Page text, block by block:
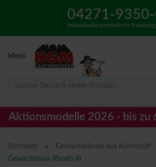
04271-
Individuelle persönliche Beratung
Menü
Suchen Sie nach einem Produkt...
Aktionsmodelle 2026 - bis zu
Startseite › Gewächshäuser aus Kunststoff
Gewächshaus Rhodo III